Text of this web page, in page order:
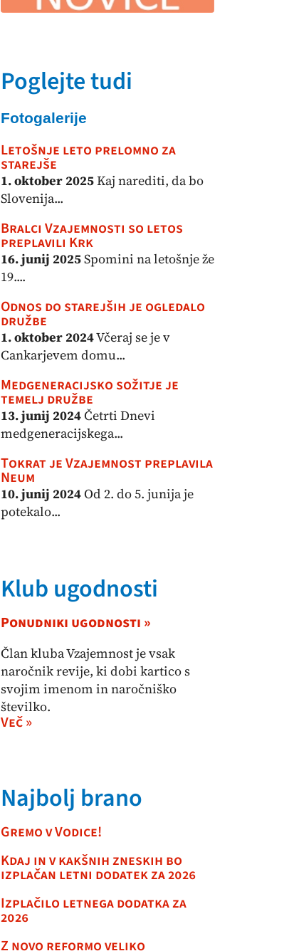
Poglejte tudi
Fotogalerije
Letošnje leto prelomno za
starejše
1. oktober 2025Kaj narediti, da bo
Slovenija...
Bralci Vzajemnosti so letos
preplavili Krk
16. junij 2025Spomini na letošnje že
19....
Odnos do starejših je ogledalo
družbe
1. oktober 2024Včeraj se je v
Cankarjevem domu...
Medgeneracijsko sožitje je
temelj družbe
13. junij 2024Četrti Dnevi
medgeneracijskega...
Tokrat je Vzajemnost preplavila
Neum
10. junij 2024Od 2. do 5. junija je
potekalo...
Klub ugodnosti
Ponudniki ugodnosti »
Član kluba Vzajemnost je vsak
naročnik revije, ki dobi kartico s
svojim imenom in naročniško
številko.
Več »
Najbolj brano
Gremo v Vodice!
Kdaj in v kakšnih zneskih bo
izplačan letni dodatek za 2026
Izplačilo letnega dodatka za
2026
Z novo reformo veliko